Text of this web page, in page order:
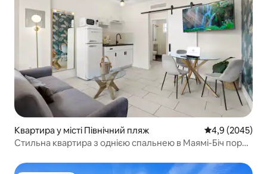
Квартира у місті Північний пляж Середня
4,9 (2045)
Стильна квартира з однією спальнею в Маямі-Біч поруч